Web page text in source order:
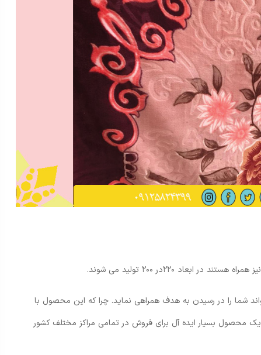
ابعاد ۲۲۰در ۲۰۰ تولید می شوند.
شما را در رسیدن به هدف همراهی نماید. چرا که این محصول با
محصول بسیار ایده آل برای فروش در تمامی مراکز مختلف کشور